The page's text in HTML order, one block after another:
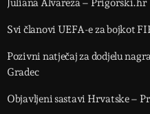
Juliana Alvareza – Prigorski.hr
Svi članovi UEFA-e za bojkot
Pozivni natječaj za dodjelu
Gradec
Objavljeni sastavi Hrvatske –